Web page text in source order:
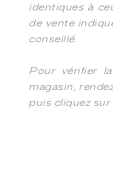
identiques à
de vente
conseillé.
Pour vérifier
magasin,
puis cliquez